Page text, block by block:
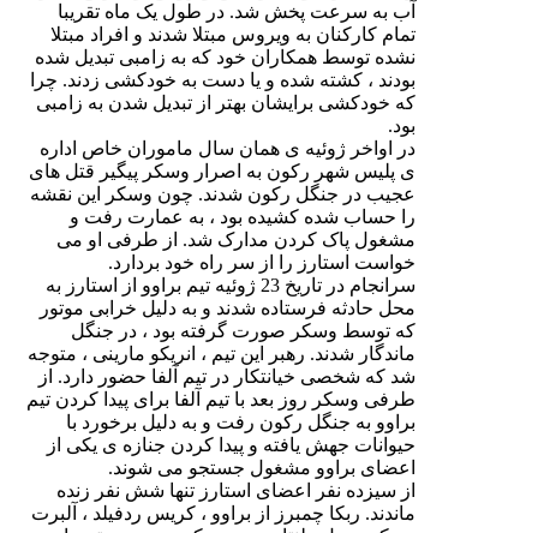
آب به سرعت پخش شد. در طول یک ماه تقریبا
تمام کارکنان به ویروس مبتلا شدند و افراد مبتلا
نشده توسط همکاران خود که به زامبی تبدیل شده
بودند ، کشته شده و یا دست به خودکشی زدند. چرا
که خودکشی برایشان بهتر از تبدیل شدن به زامبی
بود.
در اواخر ژوئیه ی همان سال ماموران خاص اداره
ی پلیس شهر رکون به اصرار وسکر پیگیر قتل های
عجیب در جنگل رکون شدند. چون وسکر این نقشه
را حساب شده کشیده بود ، به عمارت رفت و
مشغول پاک کردن مدارک شد. از طرفی او می
خواست استارز را از سر راه خود بردارد.
سرانجام در تاریخ 23 ژوئیه تیم براوو از استارز به
محل حادثه فرستاده شدند و به دلیل خرابی موتور
که توسط وسکر صورت گرفته بود ، در جنگل
ماندگار شدند. رهبر این تیم ، انریکو مارینی ، متوجه
شد که شخصی خیانتکار در تیم آلفا حضور دارد. از
طرفی وسکر روز بعد با تیم آلفا برای پیدا کردن تیم
براوو به جنگل رکون رفت و به دلیل برخورد با
حیوانات جهش یافته و پیدا کردن جنازه ی یکی از
اعضای براوو مشغول جستجو می شوند.
از سیزده نفر اعضای استارز تنها شش نفر زنده
ماندند. ربکا چمبرز از براوو ، کریس ردفیلد ، آلبرت